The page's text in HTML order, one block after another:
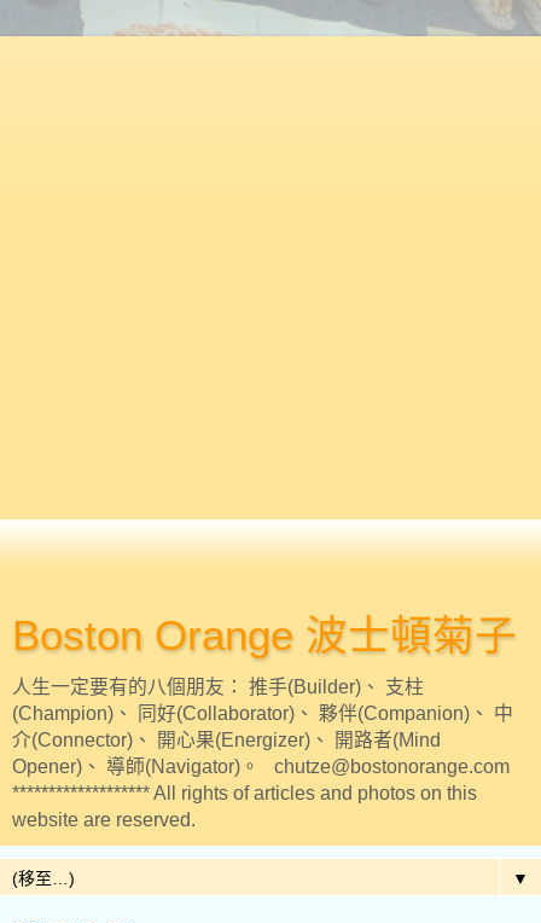
Boston Orange 波士頓菊子
人生一定要有的八個朋友： 推手(Builder)、 支柱
(Champion)、 同好(Collaborator)、 夥伴(Companion)、 中
介(Connector)、 開心果(Energizer)、 開路者(Mind
Opener)、 導師(Navigator)。 chutze@bostonorange.com
******************* All rights of articles and photos on this
website are reserved.
▼